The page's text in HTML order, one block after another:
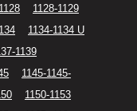
1128-1129
1134-1134 U
1139
1145-1145-
1150-1153